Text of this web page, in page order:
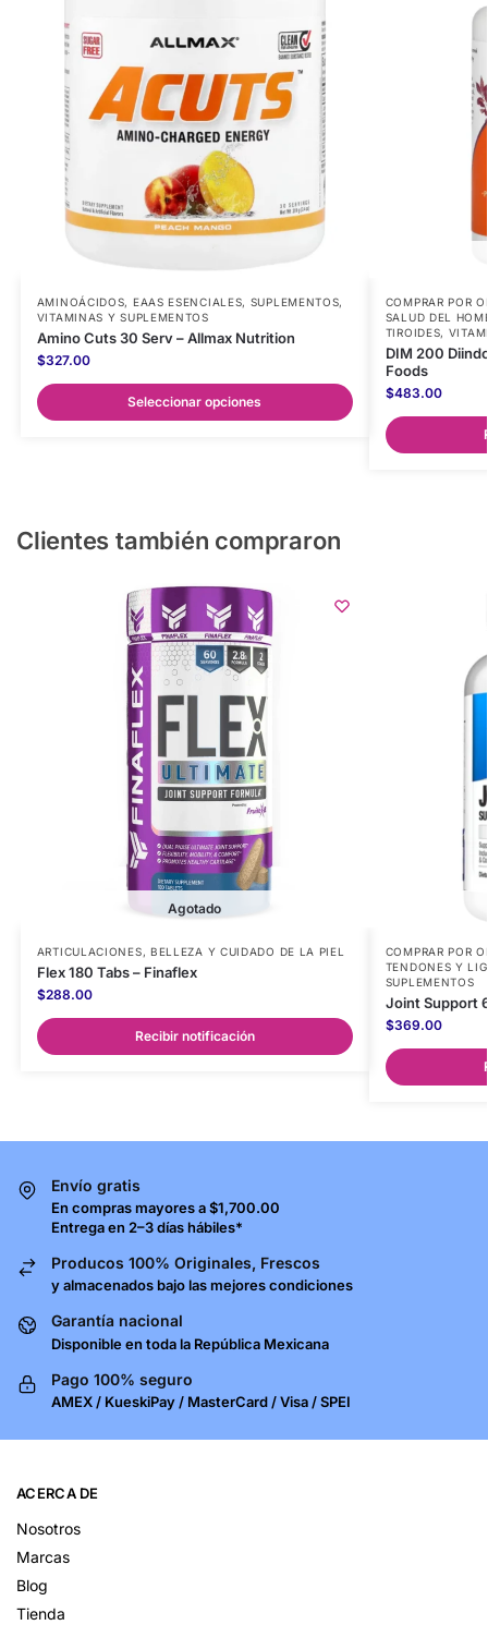
AMINOÁCIDOS, EAAS ESENCIALES, SUPLEMENTOS,
VITAMINAS Y SUPLEMENTOS
Amino Cuts 30 Serv – Allmax Nutrition
$327.00
Seleccionar opciones
COMPRAR POR
SALUD DEL
TIROIDES,
DIM 200
Foods
$483.00
Clientes también compraron
Agotado
ARTICULACIONES, BELLEZA Y CUIDADO DE LA PIEL
Flex 180 Tabs – Finaflex
$288.00
Recibir notificación
COMPRAR POR
TENDONES Y
SUPLEMENTOS
Joint Support
$369.00
Envío gratis
En compras mayores a $1,700.00
Entrega en 2–3 días hábiles*
Producos 100% Originales, Frescos
y almacenados bajo las mejores condiciones
Garantía nacional
Disponible en toda la República Mexicana
Pago 100% seguro
AMEX / KueskiPay / MasterCard / Visa / SPEI
ACERCA DE
Nosotros
Marcas
Blog
Tienda